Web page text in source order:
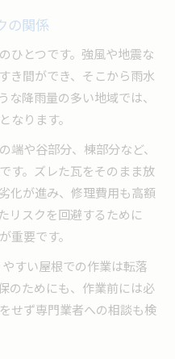
の関係
ひとつです。強風や地震な
き間ができ、そこから雨水
降雨量の多い地域では、
なります。
端や谷部分、棟部分など、
す。ズレた瓦をそのまま放
化が進み、修理費用も高額
リスクを回避するために
重要です。
すい屋根での作業は転落
のためにも、作業前には必
せず専門業者への相談も検